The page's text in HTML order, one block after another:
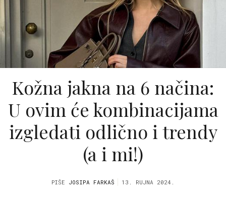
Kožna jakna na 6 načina:
U ovim će kombinacijama
izgledati odlično i trendy
(a i mi!)
PIŠE JOSIPA FARKAŠ 13. RUJNA 2024.